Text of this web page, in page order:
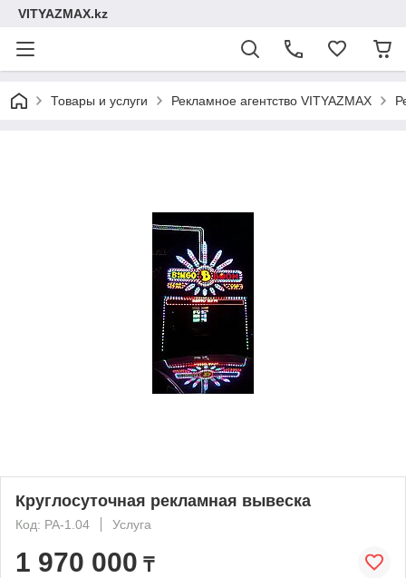
VITYAZMAX.kz
Товары и услуги Рекламное агентство VITYAZMAX
Круглосуточная рекламная вывеска
Код: РА-1.04 Услуга
1 970 000 ₸